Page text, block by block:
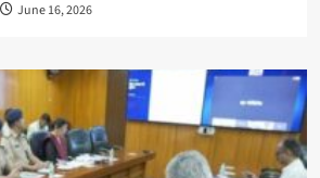
June 16, 2026